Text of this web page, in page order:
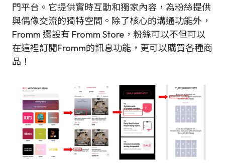
門平台。它提供實時互動和獨家內容，為粉絲提供
與偶像交流的獨特空間。除了核心的溝通功能外，
Fromm 還設有 Fromm Store，粉絲可以不但可以
在這裡訂閱Fromm的訊息功能，更可以購買各種商
品！